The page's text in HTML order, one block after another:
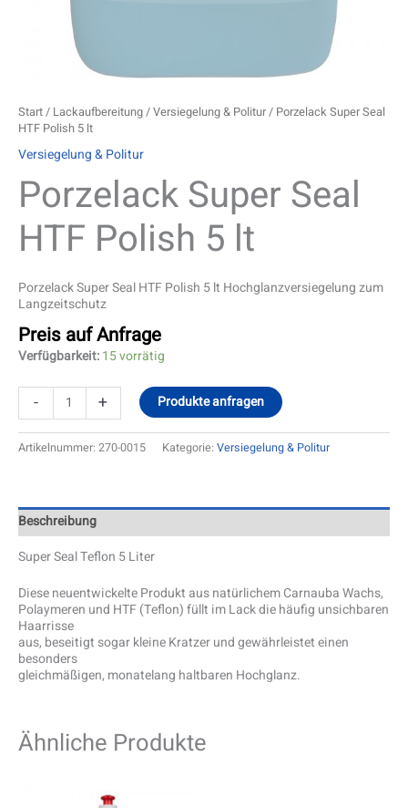
Start/ Lackaufbereitung/Versiegelung & Politur/ Porzelack Super Seal
HTF Polish 5 lt
Versiegelung & Politur
Porzelack Super Seal
HTF Polish 5 lt
Porzelack Super Seal HTF Polish 5 lt Hochglanzversiegelung zum
Langzeitschutz
Preis auf Anfrage
Verfügbarkeit:15 vorrätig
- + Produkte anfragen
Artikelnummer: 270-0015 Kategorie: Versiegelung & Politur
Beschreibung
Super Seal Teflon 5 Liter
Diese neuentwickelte Produkt aus natürlichem Carnauba Wachs,
Polaymeren und HTF (Teflon) füllt im Lack die häufig unsichbaren
Haarrisse
aus, beseitigt sogar kleine Kratzer und gewährleistet einen
besonders
gleichmäßigen, monatelang haltbaren Hochglanz.
Ähnliche Produkte